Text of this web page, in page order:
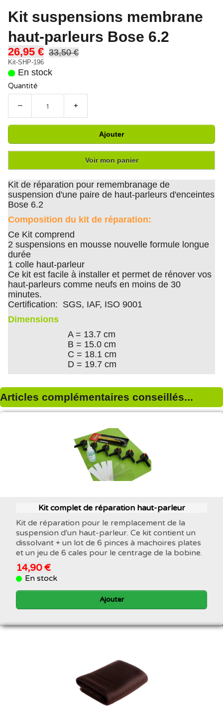
Kit suspensions membrane
haut-parleurs Bose 6.2
26,95 € 33,50 €
Kit-SHP-196
En stock
Quantité
− +
Ajouter
Voir mon panier
Kit de réparation pour remembranage de
suspension d'une paire de haut-parleurs d'enceintes
Bose 6.2
Composition du kit de réparation:
Ce Kit comprend
2 suspensions en mousse nouvelle formule longue
durée
1 colle haut-parleur
Ce kit est facile à installer et permet de rénover vos
haut-parleurs comme neufs en moins de 30
minutes.
Certification: SGS, IAF, ISO 9001
Dimensions
A = 13.7 cm
B = 15.0 cm
C = 18.1 cm
D = 19.7 cm
Articles complémentaires conseillés...
Kit complet de réparation haut-parleur
Kit de réparation pour le remplacement de la
suspension d'un haut-parleur. Ce kit contient un
dissolvant + un lot de 6 pinces à machoires plates
et un jeu de 6 cales pour le centrage de la bobine.
14,90 €
En stock
Ajouter